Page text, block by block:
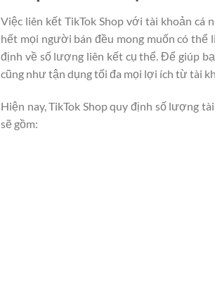
Việc liên kết TikTok Shop với tài khoản cá
hết mọi người bán đều mong muốn có thể
định về số lượng liên kết cụ thể. Để giúp
cũng như tận dụng tối đa mọi lợi ích từ tài
Hiện nay, TikTok Shop quy định số lượng
sẽ gồm: